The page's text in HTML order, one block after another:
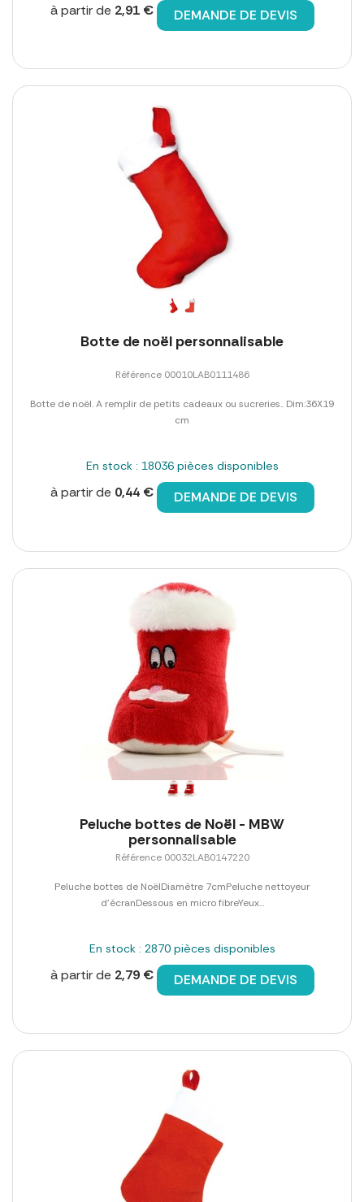
à partir de 2,91 € DEMANDE DE DEVIS
Botte de noël personnalisable
Référence 00010LAB0111486
Botte de noël. A remplir de petits cadeaux ou sucreries.. Dim:36X19
cm
En stock : 18036 pièces disponibles
à partir de 0,44 € DEMANDE DE DEVIS
Peluche bottes de Noël - MBW
personnalisable
Référence 00032LAB0147220
Peluche bottes de NoëlDiamètre 7cmPeluche nettoyeur
d'écranDessous en micro fibreYeux...
En stock : 2870 pièces disponibles
à partir de 2,79 € DEMANDE DE DEVIS